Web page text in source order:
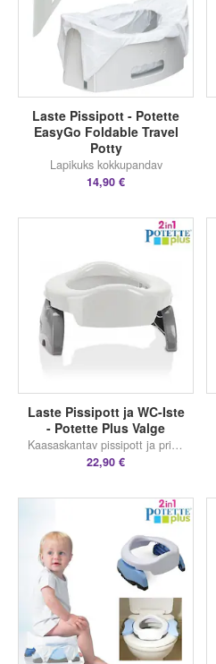
Laste Pissipott - Potette
EasyGo Foldable Travel
Potty
Lapikuks kokkupandav
14,90 €
Laste Pissipott ja WC-Iste
- Potette Plus Valge
Kaasaskantav pissipott ja prill-laud
22,90 €